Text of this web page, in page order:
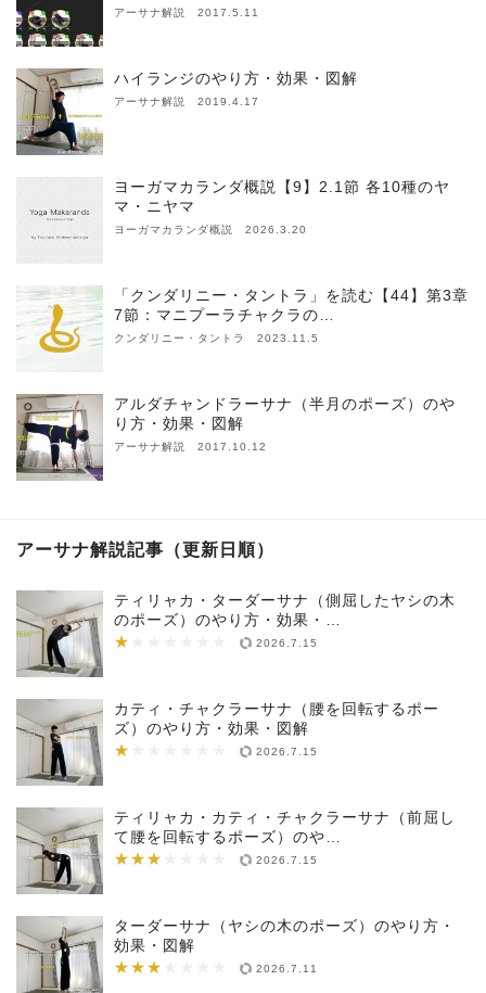
アーサナ解説 2017.5.11
ハイランジのやり方・効果・図解
アーサナ解説 2019.4.17
ヨーガマカランダ概説【9】2.1節 各10種のヤ
マ・ニヤマ
ヨーガマカランダ概説 2026.3.20
「クンダリニー・タントラ」を読む【44】第3章
7節：マニプーラチャクラの…
クンダリニー・タントラ 2023.11.5
アルダチャンドラーサナ（半月のポーズ）のや
り方・効果・図解
アーサナ解説 2017.10.12
アーサナ解説記事（更新日順）
ティリャカ・ターダーサナ（側屈したヤシの木
のポーズ）のやり方・効果・…
★
★★★★★★★ 2026.7.15
カティ・チャクラーサナ（腰を回転するポー
ズ）のやり方・効果・図解
★
★★★★★★★ 2026.7.15
ティリャカ・カティ・チャクラーサナ（前屈し
て腰を回転するポーズ）のや…
★★★
★★★★★★★ 2026.7.15
ターダーサナ（ヤシの木のポーズ）のやり方・
効果・図解
★★★
★★★★★★★ 2026.7.11